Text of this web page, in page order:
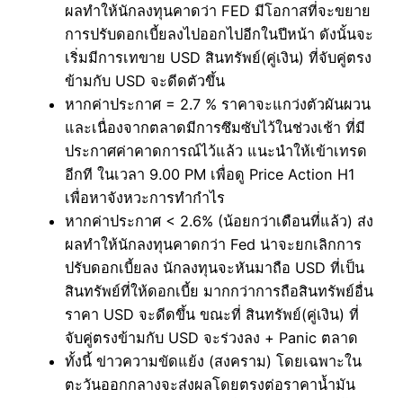
ผลทำให้นักลงทุนคาดว่า FED มีโอกาสที่จะขยาย
การปรับดอกเบี้ยลงไปออกไปอีกในปีหน้า ดังนั้นจะ
เริ่มมีการเทขาย USD สินทรัพย์(คู่เงิน) ที่จับคู่ตรง
ข้ามกับ USD จะดีดตัวขึ้น
หากค่าประกาศ = 2.7 % ราคาจะแกว่งตัวผันผวน
และเนื่องจากตลาดมีการซึมซับไว้ในช่วงเช้า ที่มี
ประกาศค่าคาดการณ์ไว้แล้ว แนะนำให้เข้าเทรด
อีกที ในเวลา 9.00 PM เพื่อดู Price Action H1
เพื่อหาจังหวะการทำกำไร
หากค่าประกาศ < 2.6% (น้อยกว่าเดือนที่แล้ว) ส่ง
ผลทำให้นักลงทุนคาดกว่า Fed น่าจะยกเลิกการ
ปรับดอกเบี้ยลง นักลงทุนจะหันมาถือ USD ที่เป็น
สินทรัพย์ที่ให้ดอกเบี้ย มากกว่าการถือสินทรัพย์อื่น
ราคา USD จะดีดขึ้น ขณะที่ สินทรัพย์(คู่เงิน) ที่
จับคู่ตรงข้ามกับ USD จะร่วงลง + Panic ตลาด
ทั้งนี้ ข่าวความขัดแย้ง (สงคราม) โดยเฉพาะใน
ตะวันออกกลางจะส่งผลโดยตรงต่อราคาน้ำมัน